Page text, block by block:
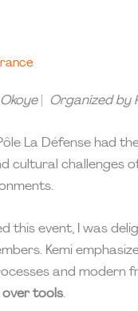
| Organized by
La Défense had
cultural challenges
this event, I was
Kemi
and modern
over tools.